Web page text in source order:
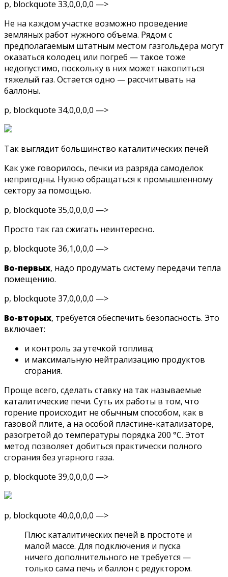
p, blockquote 33,0,0,0,0 —>
Не на каждом участке возможно проведение
земляных работ нужного объема. Рядом с
предполагаемым штатным местом газгольдера могут
оказаться колодец или погреб — такое тоже
недопустимо, поскольку в них может накопиться
тяжелый газ. Остается одно — рассчитывать на
баллоны.
p, blockquote 34,0,0,0,0 —>
Так выглядит большинство каталитических печей
Как уже говорилось, печки из разряда самоделок
непригодны. Нужно обращаться к промышленному
сектору за помощью.
p, blockquote 35,0,0,0,0 —>
Просто так газ сжигать неинтересно.
p, blockquote 36,1,0,0,0 —>
Во-первых, надо продумать систему передачи тепла
помещению.
p, blockquote 37,0,0,0,0 —>
Во-вторых, требуется обеспечить безопасность. Это
включает:
и контроль за утечкой топлива;
и максимальную нейтрализацию продуктов
сгорания.
Проще всего, сделать ставку на так называемые
каталитические печи. Суть их работы в том, что
горение происходит не обычным способом, как в
газовой плите, а на особой пластине-катализаторе,
разогретой до температуры порядка 200 °C. Этот
метод позволяет добиться практически полного
сгорания без угарного газа.
p, blockquote 39,0,0,0,0 —>
p, blockquote 40,0,0,0,0 —>
Плюс каталитических печей в простоте и
малой массе. Для подключения и пуска
ничего дополнительного не требуется —
только сама печь и баллон с редуктором.